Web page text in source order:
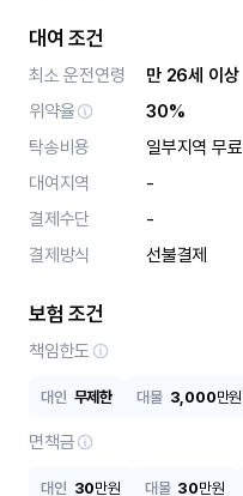
대여 조건
최소 운전연령
만 26세 이상
위약율
30%
탁송비용
일부지역 무료
대여지역
-
결제수단
-
결제방식
선불결제
보험 조건
책임한도
대인 무제한 대물 3,000만원
면책금
대인 30만원 대물 30만원